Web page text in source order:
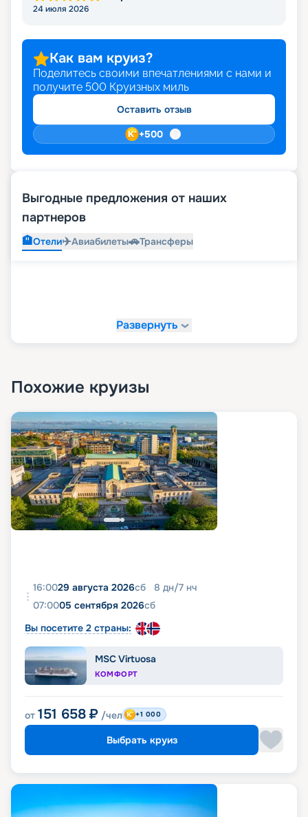
путевку на незабываемый тур в навигацию 2026 -
вас вопросам обращайтесь к нашим
специалистам в онлайн-форме или по
контактному номеру.
24 июля 2026
Как вам круиз?
Поделитесь своими впечатлениями с нами и
получите 500 Круизных миль
Оставить отзыв
+500
Выгодные предложения от наших
партнеров
🏨Отели✈️Авиабилеты🚗Трансферы
Развернуть
Похожие круизы
16:0029 августа 2026сб 8 дн/7 нч
07:0005 сентября 2026сб
Вы посетите 2 страны:
MSC Virtuosa
КОМФОРТ
от 151 658 ₽ /чел +1 000
Выбрать круиз